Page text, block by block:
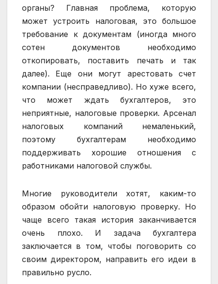
органы? Главная проблема, которую
может устроить налоговая, это большое
требование к документам (иногда много
сотен документов необходимо
откопировать, поставить печать и так
далее). Еще они могут арестовать счет
компании (несправедливо). Но хуже всего,
что может ждать бухгалтеров, это
неприятные, налоговые проверки. Арсенал
налоговых компаний немаленький,
поэтому бухгалтерам необходимо
поддерживать хорошие отношения с
работниками налоговой службы.
Многие руководители хотят, каким-то
образом обойти налоговую проверку. Но
чаще всего такая история заканчивается
очень плохо. И задача бухгалтера
заключается в том, чтобы поговорить со
своим директором, направить его идеи в
правильно русло.